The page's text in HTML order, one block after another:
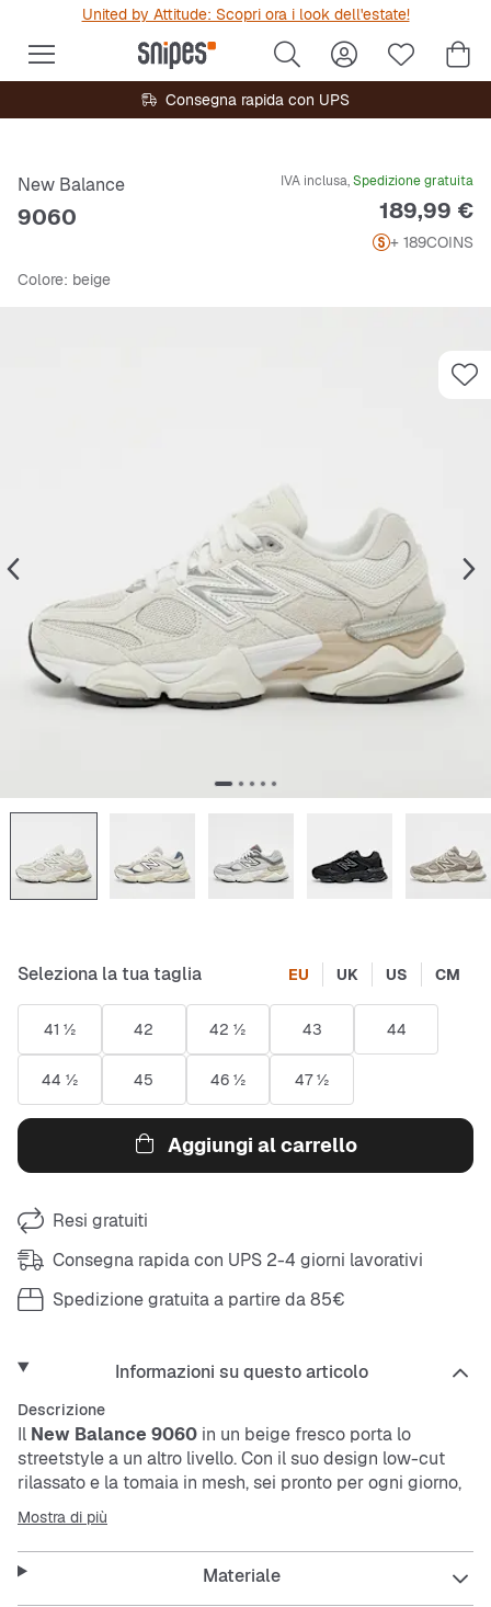
United by Attitude: Scopri ora i look dell'estate!
Consegna rapida con UPS
New Balance
9060
IVA inclusa,Spedizione gratuita
Prezzo
189,99 €
+ 189COINS
Colore: beige
Seleziona la tua taglia EU UK US CM
41 ½ 42 42 ½ 43 44
44 ½ 45 46 ½ 47 ½
Aggiungi al carrello
Resi gratuiti
Consegna rapida con UPS 2-4 giorni lavorativi
Spedizione gratuita a partire da 85€
Informazioni su questo articolo
Descrizione
Il New Balance 9060 in un beige fresco porta lo
streetstyle a un altro livello. Con il suo design low-cut
rilassato e la tomaia in mesh, sei pronto per ogni giorno,
sia in città che al playground. Comfort e stile si
incontrano – perfetto per chi vuole muoversi con
leggerezza e freschezza.
Mostra di più
Materiale